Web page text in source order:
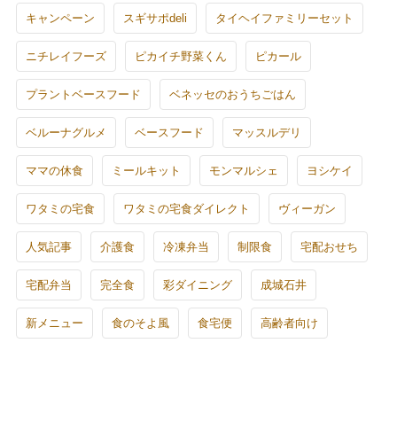
キャンペーン スギサポdeli タイヘイファミリーセット
ニチレイフーズ ピカイチ野菜くん ピカール
プラントベースフード ベネッセのおうちごはん
ベルーナグルメ ベースフード マッスルデリ
ママの休食 ミールキット モンマルシェ ヨシケイ
ワタミの宅食 ワタミの宅食ダイレクト ヴィーガン
人気記事 介護食 冷凍弁当 制限食 宅配おせち
宅配弁当 完全食 彩ダイニング 成城石井
新メニュー 食のそよ風 食宅便 高齢者向け